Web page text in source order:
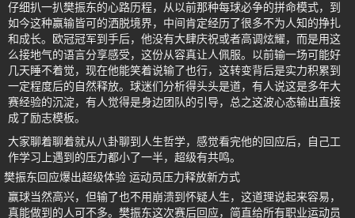
仔细扒一扒樊振东的心路历程，从以前那种每球必争的拼命模式，到
如今这种赢输皆可的洒脱境界，中间肯定经历了很多不为人知的挣扎
和成长。欧冠冠军到手后，他没有大肆庆祝或者高调炫耀，而是用这
么接地气的语言分享感受，这份从容真让人佩服。以前输一场可能好
几天睡不着觉，现在他能笑着说输了也行，这转变背后是实力积累到
一定程度后的自然释放。球迷们分析得头头是道，有人说这是多年大
赛经验的沉淀，有人觉得是身边团队的引导，总之这波心态输出直接
成了励志模板。
大家聊着聊着就从八卦聊到人生哲学，感觉看完他的回应后，自己工
作学习上遇到的压力都小了一半，超级有共鸣。
樊振东回应爆出超级体验 运动员压力释放新方式
赢球当然高兴，但输了也不用崩溃到怀疑人生，这道理说起来容易，
真能做到的人可不多。樊振东这次赛后回应，简直给所有职业运动员